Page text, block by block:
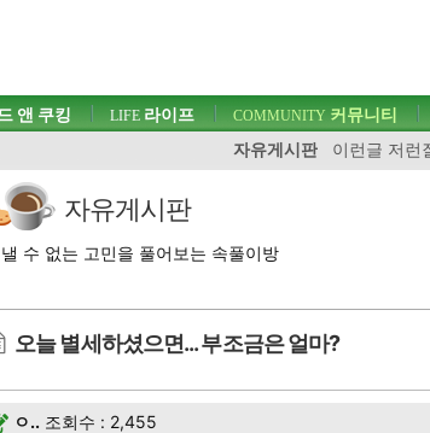
앤 쿠킹 LIFE 라이프 COMMUNITY 커뮤니티
자유게시판
이런글 저런
자유게시판
수 없는 고민을 풀어보는 속풀이방
오늘 별세하셨으면... 부조금은 얼마?
ㅇ.. 조회수 : 2,455